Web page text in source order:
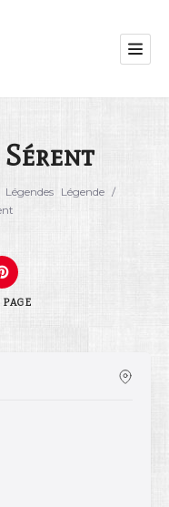
Sérent
Légendes Légende /